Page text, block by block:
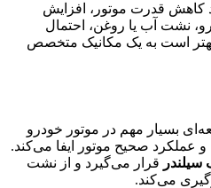
کاهش قدرت موتور، افزایش
نشت آب یا روغن، احتمال
است به یک مکانیک متخصص
بسیار مهم در موتور خودرو
عملکرد صحیح موتور ایفا می‌کند.
سیلندر قرار می‌گیرد و از نشت
می‌کند.